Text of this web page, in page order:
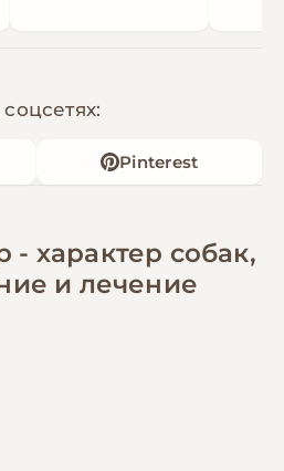
Pinterest
характер собак,
и лечение